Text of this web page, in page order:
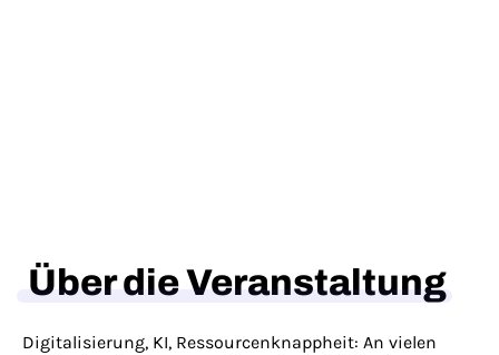
Über die Veranstaltung
Digitalisierung, KI, Ressourcenknappheit: An vielen